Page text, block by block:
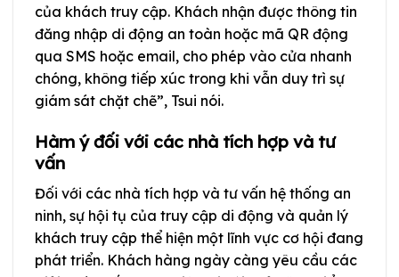
của khách truy cập. Khách nhận được thông tin
đăng nhập di động an toàn hoặc mã QR động
qua SMS hoặc email, cho phép vào cửa nhanh
chóng, không tiếp xúc trong khi vẫn duy trì sự
giám sát chặt chẽ”, Tsui nói.
Hàm ý đối với các nhà tích hợp và tư
vấn
Đối với các nhà tích hợp và tư vấn hệ thống an
ninh, sự hội tụ của truy cập di động và quản lý
khách truy cập thể hiện một lĩnh vực cơ hội đang
phát triển. Khách hàng ngày càng yêu cầu các